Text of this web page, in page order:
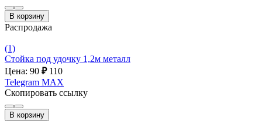
В корзину
Распродажа
(1)
Стойка под удочку 1,2м металл
Цена: 90 ₽ 110
Telegram MAX
Скопировать ссылку
В корзину